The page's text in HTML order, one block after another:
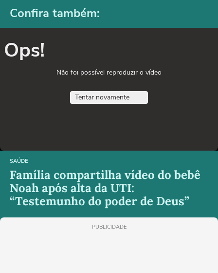
Confira também:
Ops!
Não foi possível reproduzir o vídeo
Tentar novamente
SAÚDE
Família compartilha vídeo do bebê
Noah após alta da UTI:
“Testemunho do poder de Deus”
PUBLICIDADE